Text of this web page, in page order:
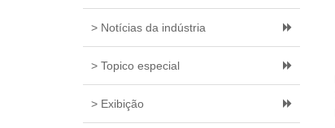
> Notícias da indústria
> Topico especial
> Exibição